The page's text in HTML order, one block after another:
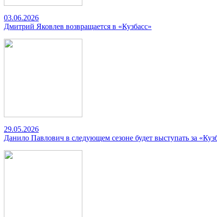
03.06.2026
Дмитрий Яковлев возвращается в «Кузбасс»
29.05.2026
Данило Павлович в следующем сезоне будет выступать за